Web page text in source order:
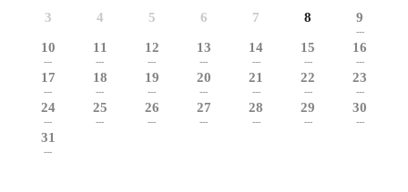
3 4 5 6 7 8 9
---
10
---
11
---
12
---
13
---
14
---
15
---
16
---
17
---
18
---
19
---
20
---
21
---
22
---
23
---
24
---
25
---
26
---
27
---
28
---
29
---
30
---
31
---